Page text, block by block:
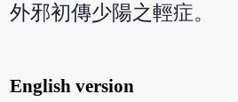
外邪初傳少陽之輕症。
English version